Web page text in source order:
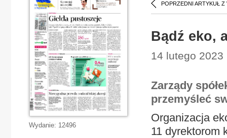
POPRZEDNI ARTYKUŁ Z
Bądź eko,
14 lutego 2023
Zarządy
przemyśleć
Organizacja
11 dyrektorom
Wydanie: 12496